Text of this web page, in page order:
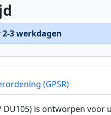
3 werkdagen
(GPSR)
DU105) is ontworpen voor